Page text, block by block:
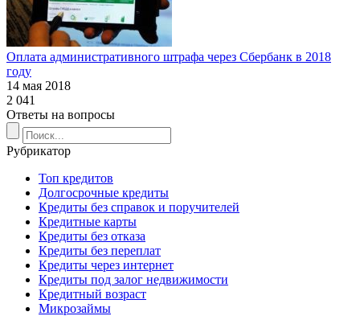
Оплата административного штрафа через Сбербанк в 2018
году
14 мая 2018
2 041
Ответы на вопросы
Рубрикатор
Топ кредитов
Долгосрочные кредиты
Кредиты без справок и поручителей
Кредитные карты
Кредиты без отказа
Кредиты без переплат
Кредиты через интернет
Кредиты под залог недвижимости
Кредитный возраст
Микрозаймы